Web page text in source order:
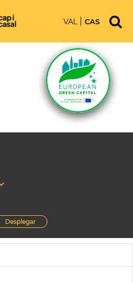
VAL CAS
Desplegar